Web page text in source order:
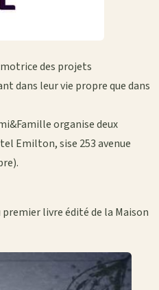
des projets
dans leur vie propre que dans
organise deux
Emilton, sise 253 avenue
livre édité de la Maison